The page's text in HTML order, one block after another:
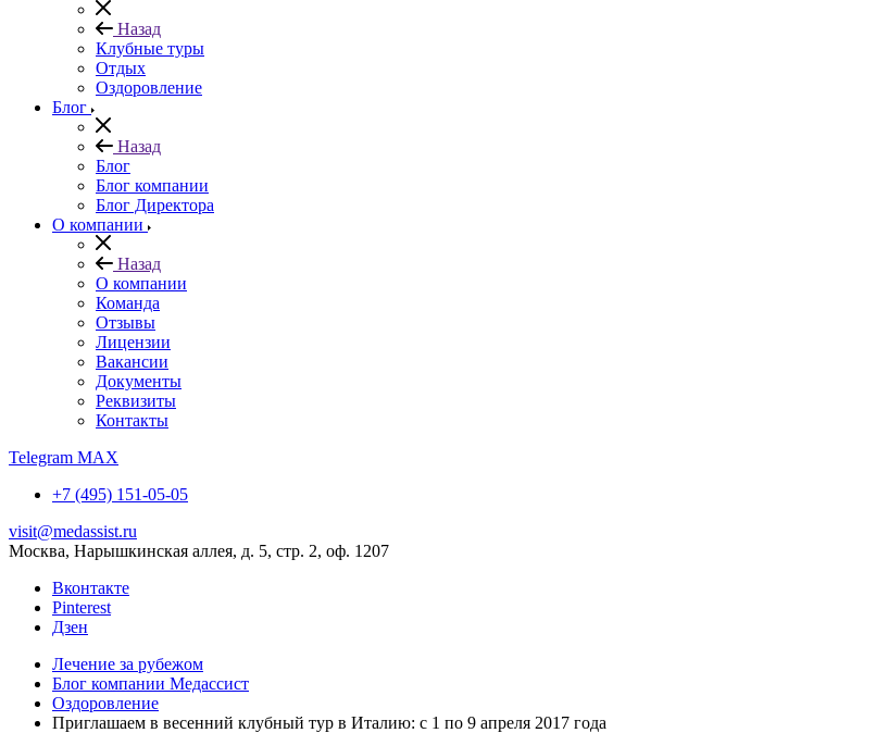
Назад
Клубные туры
Отдых
Оздоровление
Блог
Назад
Блог
Блог компании
Блог Директора
О компании
Назад
О компании
Команда
Отзывы
Лицензии
Вакансии
Документы
Реквизиты
Контакты
Telegram MAX
+7 (495) 151-05-05
visit@medassist.ru
Москва, Нарышкинская аллея, д. 5, стр. 2, оф. 1207
Вконтакте
Pinterest
Дзен
Лечение за рубежом
Блог компании Медассист
Оздоровление
Приглашаем в весенний клубный тур в Италию: с 1 по 9 апреля 2017 года